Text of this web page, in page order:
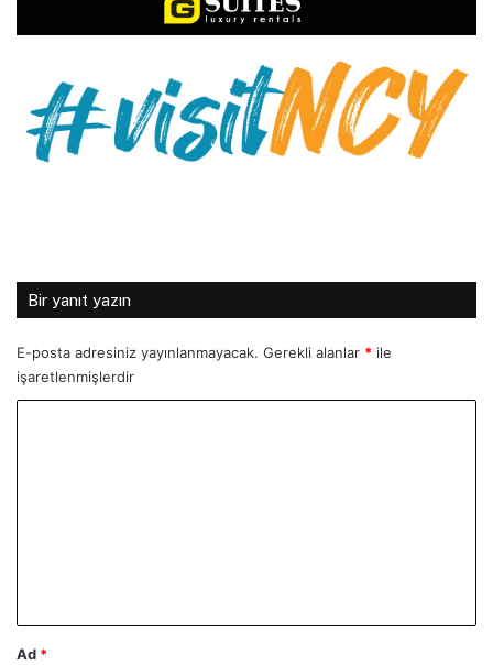
Bir yanıt yazın
E-posta adresiniz yayınlanmayacak. Gerekli alanlar * ile
işaretlenmişlerdir
Ad *